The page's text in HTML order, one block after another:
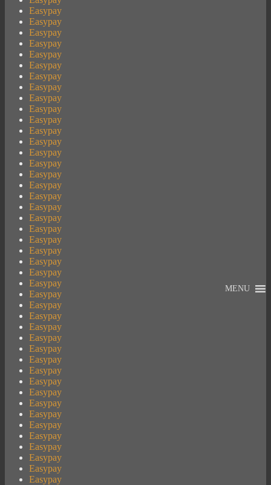
MENU
Easypay
Easypay
Easypay
Easypay
Easypay
Easypay
Easypay
Easypay
Easypay
Easypay
Easypay
Easypay
Easypay
Easypay
Easypay
Easypay
Easypay
Easypay
Easypay
Easypay
Easypay
Easypay
Easypay
Easypay
Easypay
Easypay
Easypay
Easypay
Easypay
Easypay
Easypay
Easypay
Easypay
Easypay
Easypay
Easypay
Easypay
Easypay
Easypay
Easypay
Easypay
Easypay
Easypay
Easypay